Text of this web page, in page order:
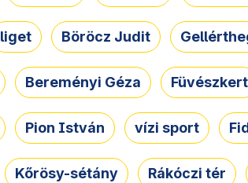
liget Böröcz Judit
Bereményi Géza Füvészkert
Pion István vízi sport
Kőrösy-sétány Rákóczi tér